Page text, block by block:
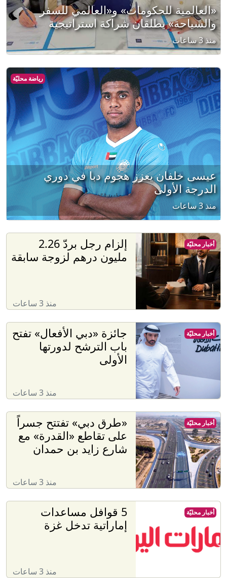
«العالمية للحكومات» و«العالمي للسفر
والسياحة» يطلقان شراكة استراتيجية
منذ 3 ساعات
رياضة محليّة
عيسى خلفان يعزز هجوم دبا في دوري
الدرجة الأولى
منذ 3 ساعات
إلزام رجل بردّ 2.26
مليون درهم لزوجة سابقة
منذ 3 ساعات
أخبار محليّة
جائزة «دبي الأفعال» تفتح
باب الترشح لدورتها
الأولى
منذ 3 ساعات
أخبار محليّة
«طرق دبي» تفتتح جسراً
على تقاطع «القدرة» مع
شارع زايد بن حمدان
منذ 3 ساعات
أخبار محليّة
5 قوافل مساعدات
إماراتية تدخل غزة
منذ 3 ساعات
أخبار محليّة